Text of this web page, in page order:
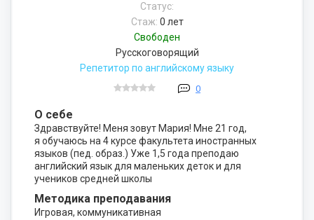
Статус:
Стаж: 0 лет
Свободен
Русскоговорящий
Репетитор по английскому языку
0
О себе
Здравствуйте! Меня зовут Мария! Мне 21 год,
я обучаюсь на 4 курсе факультета иностранных
языков (пед. образ.) Уже 1,5 года преподаю
английский язык для маленьких деток и для
учеников средней школы
Методика преподавания
Игровая, коммуникативная